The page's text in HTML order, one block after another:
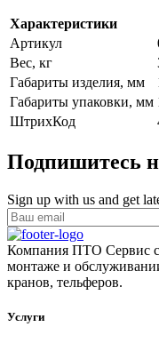
Характеристики
Артикул
Вес, кг
Габариты изделия, мм
Габариты упаковки, мм
ШтрихКод
Подпишитесь
Sign up with us and get
Компания ПТО Сервис
монтаже и
кранов, тельферов.
Услуги